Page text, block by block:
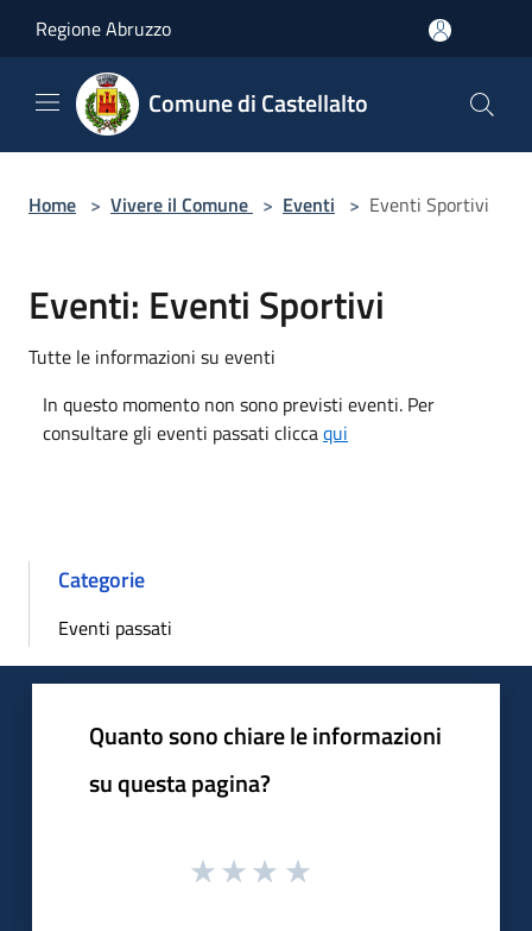
Regione Abruzzo
Comune di Castellalto
Home > Vivere il Comune > Eventi > Eventi Sportivi
Eventi: Eventi Sportivi
Tutte le informazioni su eventi
In questo momento non sono previsti eventi. Per
consultare gli eventi passati cliccaqui
Categorie
Eventi passati
Quanto sono chiare le informazioni
su questa pagina?